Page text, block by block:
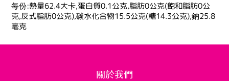
每份:熱量62.4大卡,蛋白質0.1公克,脂肪0公克(飽和脂肪0公
克,反式脂肪0公克),碳水化合物15.5公克(糖14.3公克),鈉25.8
毫克
關於我們